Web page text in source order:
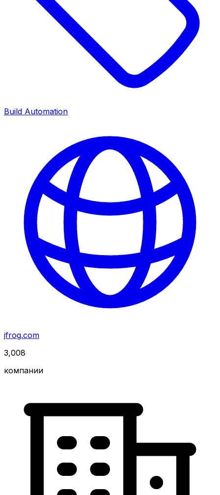
Build Automation
jfrog.com
3,008
компании